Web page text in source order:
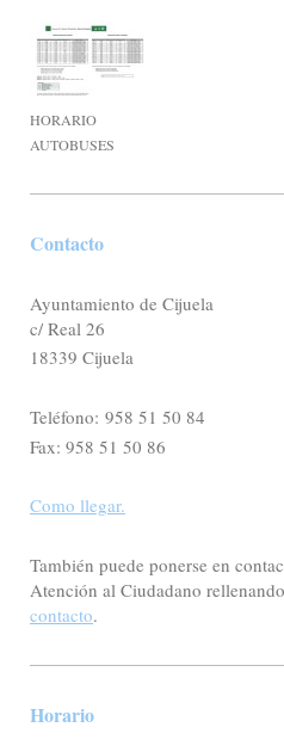
HORARIO
AUTOBUSES
Contacto
Ayuntamiento de Cijuela
c/ Real 26
18339 Cijuela
Teléfono: 958 51 50 84
Fax: 958 51 50 86
Como llegar.
También puede ponerse en
Atención al Ciudadano
contacto.
Horario